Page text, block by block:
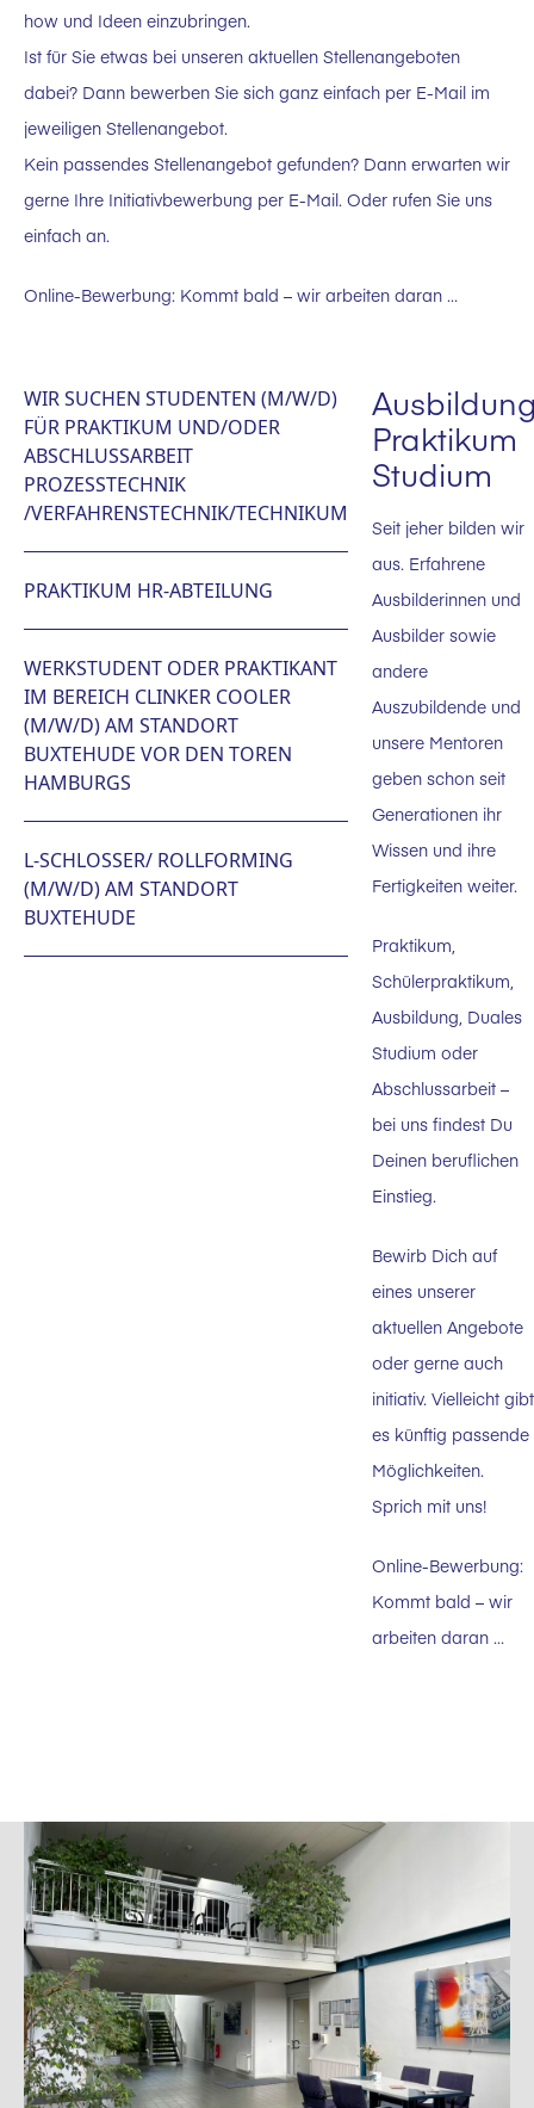
how und Ideen einzubringen.
Ist für Sie etwas bei unseren aktuellen Stellenangeboten
dabei? Dann bewerben Sie sich ganz einfach per E-Mail im
jeweiligen Stellenangebot.
Kein passendes Stellenangebot gefunden? Dann erwarten wir
gerne Ihre Initiativbewerbung per E-Mail. Oder rufen Sie uns
einfach an.
Online-Bewerbung: Kommt bald – wir arbeiten daran …
WIR SUCHEN STUDENTEN (M/W/D)
FÜR PRAKTIKUM UND/ODER
ABSCHLUSSARBEIT
PROZESSTECHNIK
/VERFAHRENSTECHNIK/TECHNIKUM
PRAKTIKUM HR-ABTEILUNG
WERKSTUDENT ODER PRAKTIKANT
IM BEREICH CLINKER COOLER
(M/W/D) AM STANDORT
BUXTEHUDE VOR DEN TOREN
HAMBURGS
L-SCHLOSSER/ ROLLFORMING
(M/W/D) AM STANDORT
BUXTEHUDE
Praktikum
Studium
Seit jeher bilden wir
aus. Erfahrene
Ausbilderinnen und
Ausbilder sowie
andere
Auszubildende und
unsere Mentoren
geben schon seit
Generationen ihr
Wissen und ihre
Fertigkeiten weiter.
Praktikum,
Schülerpraktikum,
Ausbildung, Duales
Studium oder
Abschlussarbeit –
bei uns findest Du
Deinen beruflichen
Einstieg.
Bewirb Dich auf
eines unserer
aktuellen Angebote
oder gerne auch
initiativ. Vielleicht gibt
es künftig passende
Möglichkeiten.
Sprich mit uns!
Online-Bewerbung:
Kommt bald – wir
arbeiten daran …